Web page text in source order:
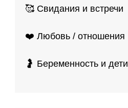
🥰 Свидания и встречи
❤️ Любовь / отношения
🤰 Беременность и дети